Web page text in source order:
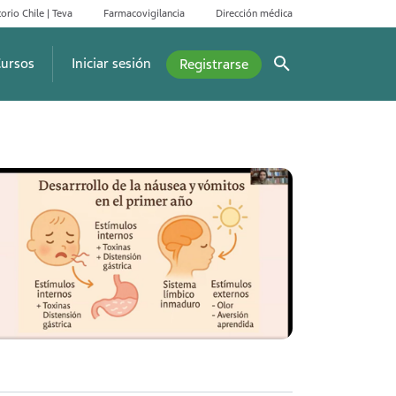
Chile | Teva Farmacovigilancia Dirección médica
Iniciar sesión Registrarse